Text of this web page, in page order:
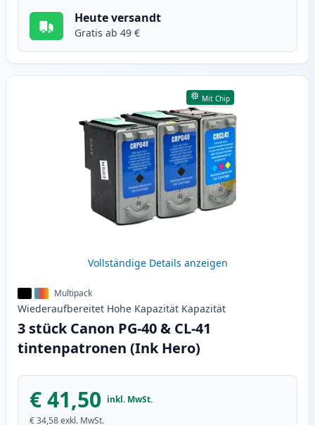
Heute versandt
Gratis ab 49 €
Mit Chip
Vollständige Details anzeigen
Multipack
Wiederaufbereitet Hohe Kapazität Kapazität
3 stück Canon PG-40 & CL-41
tintenpatronen (Ink Hero)
€ 41,50 inkl. MwSt.
€ 34,58exkl. MwSt.